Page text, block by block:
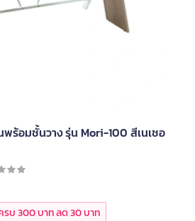
นพร้อมชั้นวาง รุ่น Mori-100 สีเนเชอ
รบ 300 บาท ลด 30 บาท